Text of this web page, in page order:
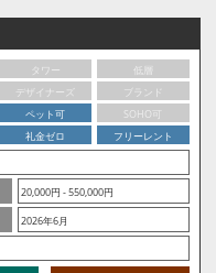
タワー
低層
デザイナーズ
ブランド
ペット可
SOHO可
礼金ゼロ
フリーレント
20,000円 - 550,000円
2026年6月